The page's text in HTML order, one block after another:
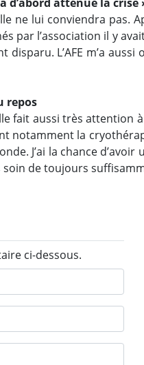
ne lui conviendra pas.
par l’association il y
disparu. L’AFE m’a
repos
fait aussi très attention à
notamment la
J’ai la chance
de toujours
ci-dessous.